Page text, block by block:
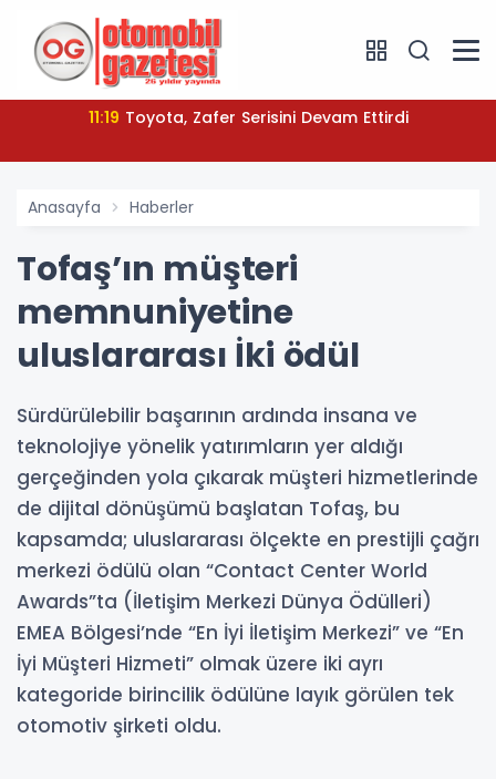
11:19 Toyota, Zafer Serisini Devam Ettirdi
Anasayfa Haberler
Tofaş’ın müşteri
memnuniyetine
uluslararası İki ödül
Sürdürülebilir başarının ardında insana ve
teknolojiye yönelik yatırımların yer aldığı
gerçeğinden yola çıkarak müşteri hizmetlerinde
de dijital dönüşümü başlatan Tofaş, bu
kapsamda; uluslararası ölçekte en prestijli çağrı
merkezi ödülü olan “Contact Center World
Awards”ta (İletişim Merkezi Dünya Ödülleri)
EMEA Bölgesi’nde “En İyi İletişim Merkezi” ve “En
İyi Müşteri Hizmeti” olmak üzere iki ayrı
kategoride birincilik ödülüne layık görülen tek
otomotiv şirketi oldu.